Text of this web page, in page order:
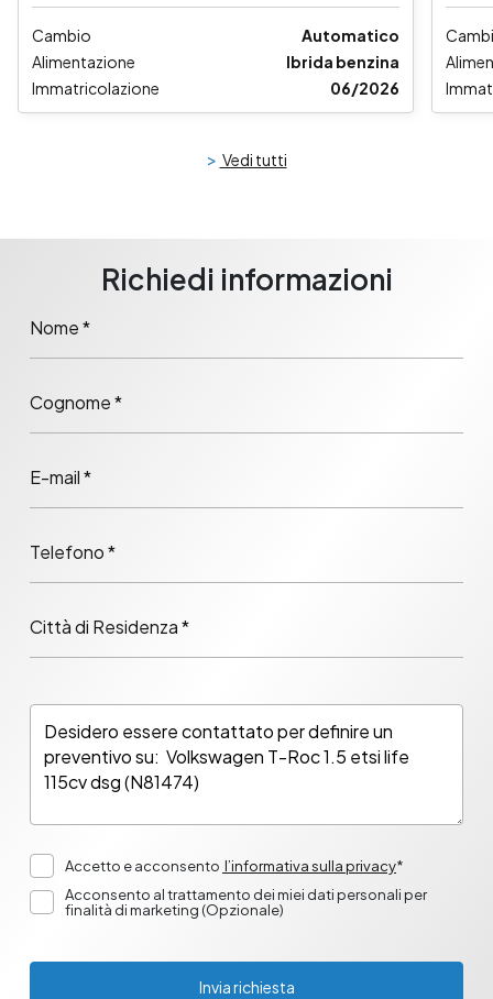
Cambio
Automatico
Alimentazione
Ibrida benzina
Immatricolazione
06/2026
> Vedi tutti
Richiedi informazioni
Nome *
Cognome *
E-mail *
Telefono *
Città di Residenza *
Accetto e acconsento l’informativa sulla privacy*
Acconsento al trattamento dei miei dati personali per
finalità di marketing (Opzionale)
Invia richiesta